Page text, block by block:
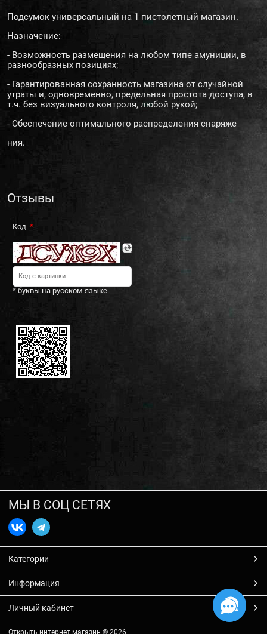
Подсумок универсальный на 1 пистолетный магазин.
Назначение:
- Возможность размещения на любом типе амуниции, в
разнообразных позициях;
- Гарантированная сохранность магазина от случайной
утраты и, одновременно, предельная простота доступа, в
т.ч. без визуального контроля, любой рукой;
- Обеспечение оптимального распределения снаряже
ния.
Отзывы
Код
* буквы на русском языке
МЫ В СОЦ СЕТЯХ
Категории
Информация
Личный кабинет
Открыть интернет магазин © 2026